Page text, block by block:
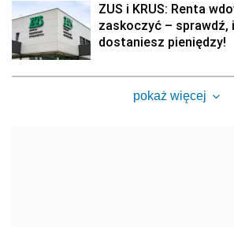
ZUS i KRUS: Renta
zaskoczyć – sprawdź,
dostaniesz pieniędzy!
pokaż więcej